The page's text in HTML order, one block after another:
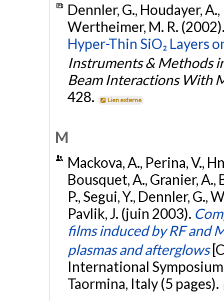
Dennler, G., Houdayer, A.,
Wertheimer, M. R.
Hyper-Thin SiO₂ Layers
Instruments & Methods
Beam Interactions With
428.
Lien externe
M
Mackova, A., Perina, V.,
Bousquet, A., Granier, A.,
P., Segui, Y., Dennler, G.,
Pavlik, J. (juin 2003).
films induced by RF and
plasmas and afterglows
International
Taormina, Italy (5 pages).